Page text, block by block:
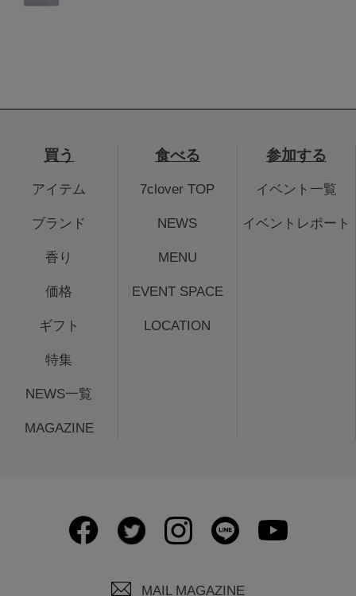
買う
アイテム
ブランド
香り
価格
ギフト
特集
NEWS一覧
MAGAZINE
食べる
7clover TOP
NEWS
MENU
EVENT SPACE
LOCATION
参加する
イベント一覧
イベントレポート
MAIL MAGAZINE